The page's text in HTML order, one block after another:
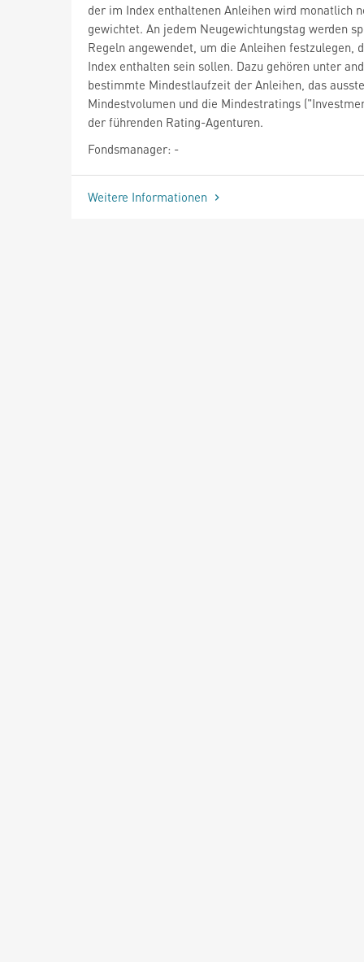
der im Index enthaltenen Anleihen wird monatlich
gewichtet. An jedem Neugewichtungstag werden
Regeln angewendet, um die Anleihen festzulegen,
Index enthalten sein sollen. Dazu gehören unter
bestimmte Mindestlaufzeit der Anleihen, das
Mindestvolumen und die Mindestratings
der führenden Rating-Agenturen.
Fondsmanager: -
Weitere Informationen